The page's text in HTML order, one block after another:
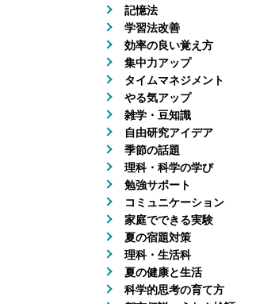
記憶法
学習法改善
効率の良い覚え方
集中力アップ
タイムマネジメント
やる気アップ
雑学・豆知識
自由研究アイデア
季節の話題
理科・科学の学び
勉強サポート
コミュニケーション
家庭でできる実験
夏の宿題対策
理科・生活科
夏の健康と生活
科学的思考の育て方